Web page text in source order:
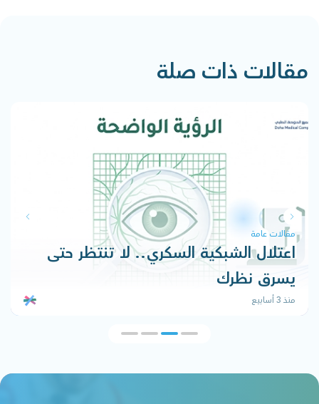
مقالات ذات صلة
مقالات عامة
اعتلال الشبكية السكري.. لا تنتظر حتى
يسرق نظرك
منذ 3 أسابيع